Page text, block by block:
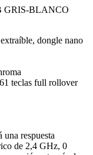
GRIS-BLANCO
dongle nano
teclas full rollover
respuesta
de 2,4 GHz, 0